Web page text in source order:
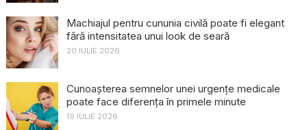
Machiajul pentru cununia civilă poate fi elegant
fără intensitatea unui look de seară
20 IULIE 2026
Cunoașterea semnelor unei urgențe medicale
poate face diferența în primele minute
19 IULIE 2026